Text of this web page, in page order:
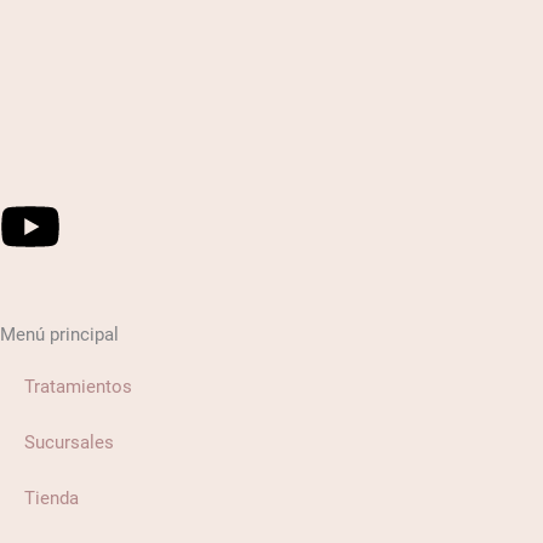
Youtube
Menú principal
Tratamientos
Sucursales
Tienda